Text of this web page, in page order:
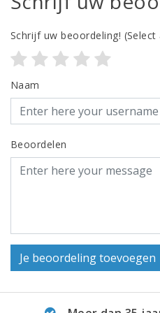
Schrijf uw beoordeling!
Naam
Beoordelen
Je beoordeling toevoegen